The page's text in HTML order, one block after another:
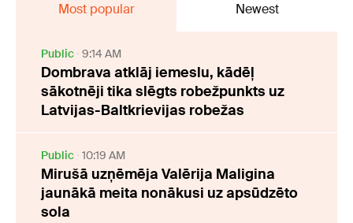
Most popular Newest
Public 9:14 AM
Dombrava atklāj iemeslu, kādēļ
sākotnēji tika slēgts robežpunkts uz
Latvijas-Baltkrievijas robežas
Public 10:19 AM
Mirušā uzņēmēja Valērija Maligina
jaunākā meita nonākusi uz apsūdzēto
sola